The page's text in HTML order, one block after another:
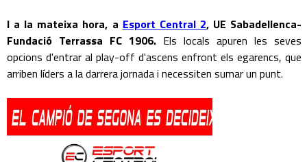
I a la mateixa hora, a Esport Central 2, UE Sabadellenca-
Fundació Terrassa FC 1906. Els locals apuren les seves
opcions d'entrar al play-off d'ascens enfront els egarencs, que
arriben líders a la darrera jornada i necessiten sumar un punt.